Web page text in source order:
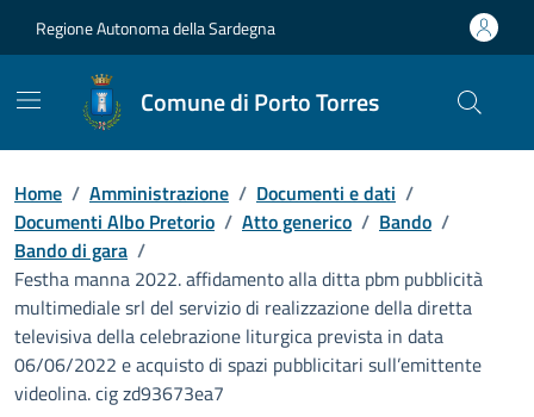
Regione Autonoma della Sardegna
Comune di Porto Torres
Home / Amministrazione / Documenti e dati /
Documenti Albo Pretorio / Atto generico / Bando /
Bando di gara /
Festha manna 2022. affidamento alla ditta pbm pubblicità
multimediale srl del servizio di realizzazione della diretta
televisiva della celebrazione liturgica prevista in data
06/06/2022 e acquisto di spazi pubblicitari sull’emittente
videolina. cig zd93673ea7